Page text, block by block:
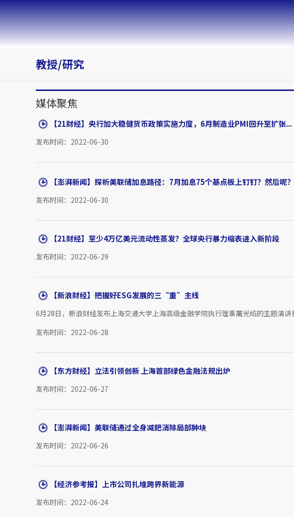
教授/研究
媒体聚焦
【21财经】央行加大稳健货币政策实施力度，6月制造业PMI回升至扩张...
发布时间：2022-06-30
【澎湃新闻】探析美联储加息路径：7月加息75个基点板上钉钉？然后呢？
发布时间：2022-06-30
【21财经】至少4万亿美元流动性蒸发？全球央行暴力缩表进入新阶段
发布时间：2022-06-29
【新浪财经】把握好ESG发展的三“重”主线
6月28日，新浪财经发布上海交通大学上海高级金融学院执行理事屠光绍的主题演
发布时间：2022-06-28
【东方财经】立法引领创新 上海首部绿色金融法规出炉
发布时间：2022-06-27
【澎湃新闻】美联储通过全身减肥消除局部肿块
发布时间：2022-06-26
【经济参考报】上市公司扎堆跨界新能源
发布时间：2022-06-24